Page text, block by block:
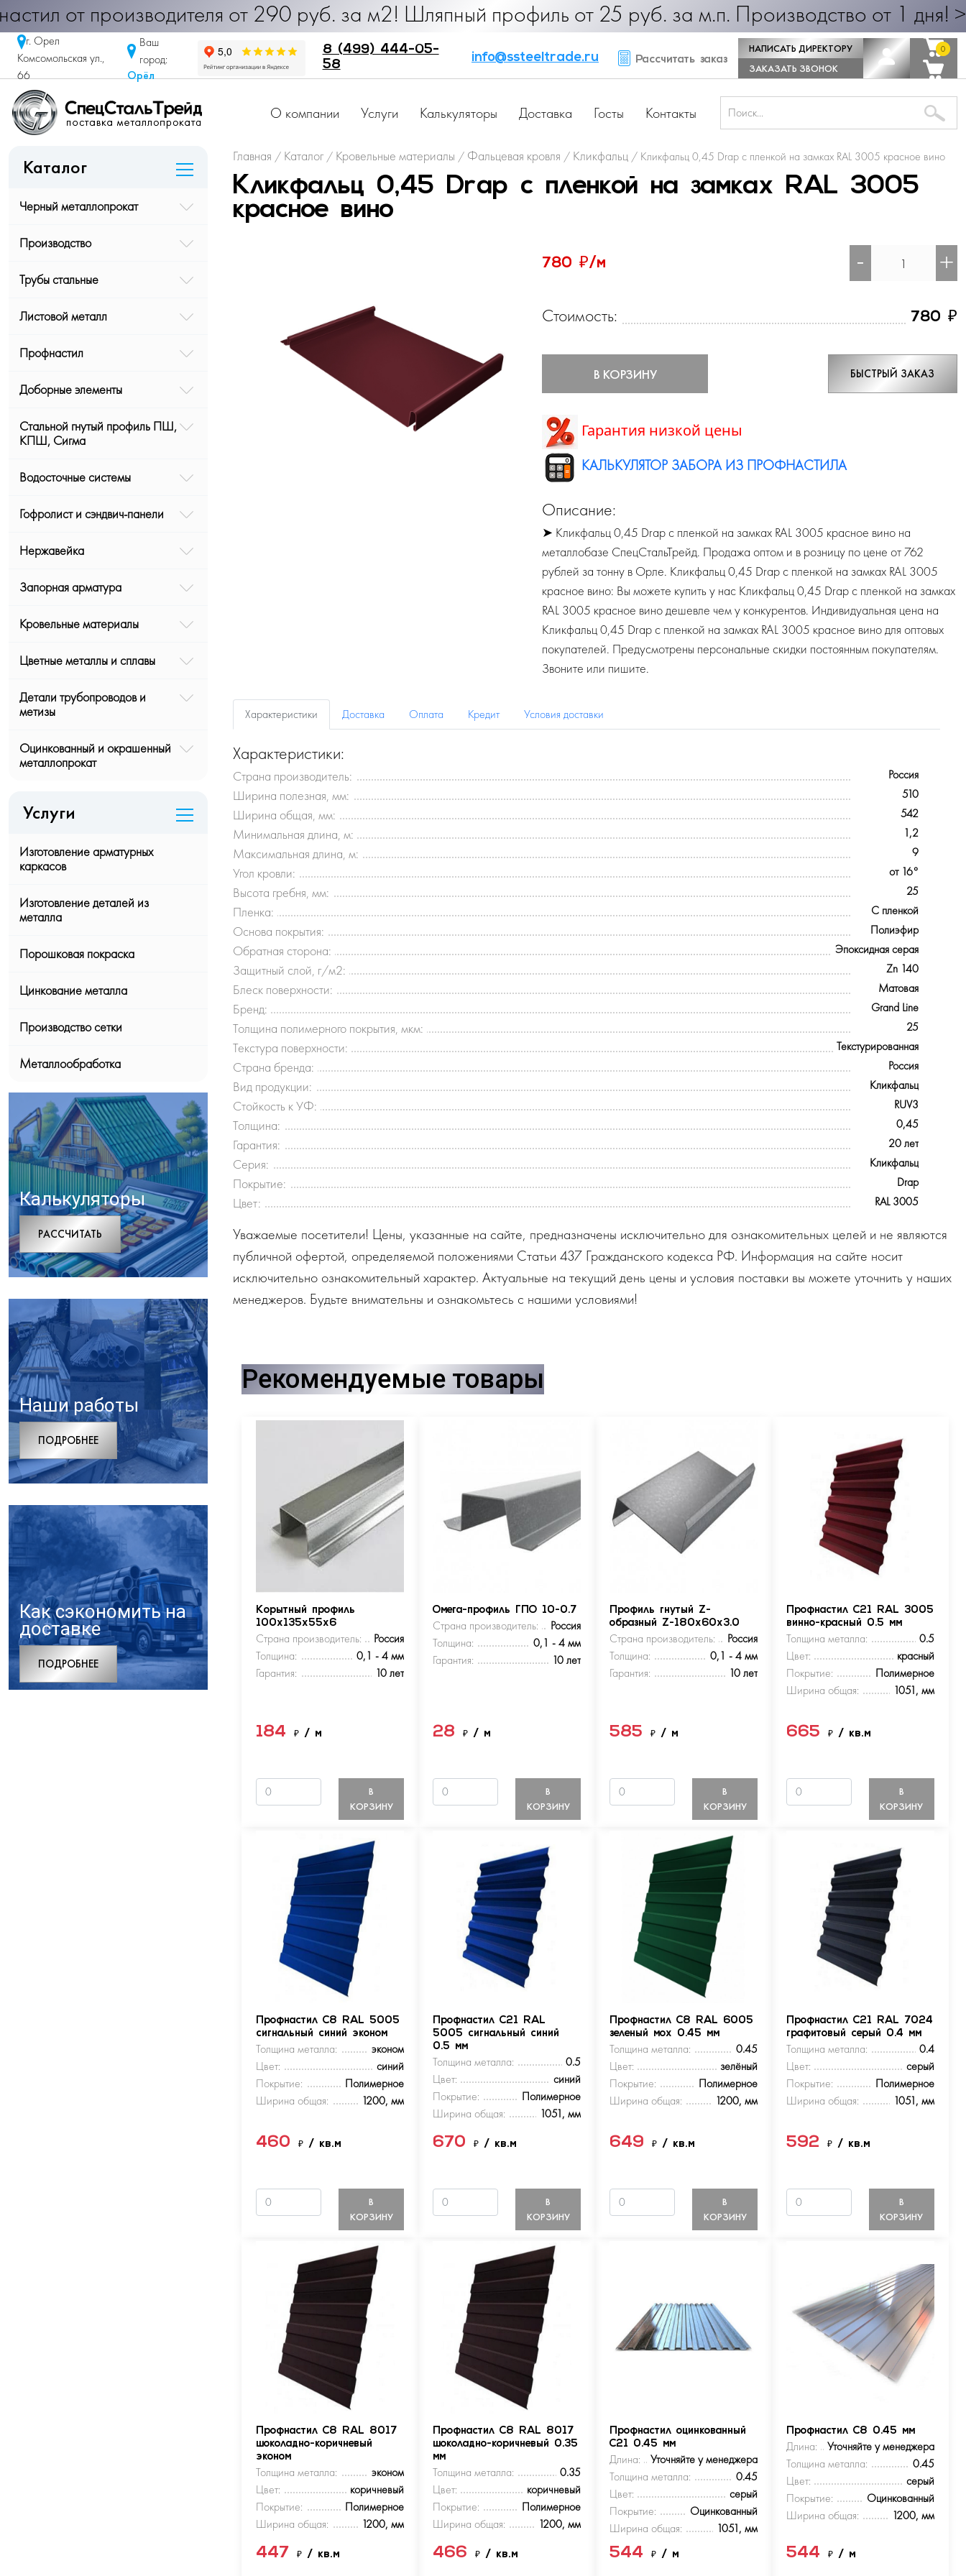
от производителя от 290 руб. за м2! Шляпный профиль от 25 руб. за м.п. Производство от
г. Орел
Комсомольская ул.,
66
Ваш
город:
Орёл
8 (499) 444-05-
58
info@ssteeltrade.ru Рассчитать заказ
НАПИСАТЬ ДИРЕКТОРУ
ЗАКАЗАТЬ ЗВОНОК
0
0
О компании Услуги Калькуляторы Доставка Госты Контакты
Каталог
Черный металлопрокат
Производство
Трубы стальные
Листовой металл
Профнастил
Доборные элементы
Стальной гнутый профиль ПШ,
КПШ, Сигма
Водосточные системы
Гофролист и сэндвич-панели
Нержавейка
Запорная арматура
Кровельные материалы
Цветные металлы и сплавы
Детали трубопроводов и
метизы
Оцинкованный и окрашенный
металлопрокат
Услуги
Изготовление арматурных
каркасов
Изготовление деталей из
металла
Порошковая покраска
Цинкование металла
Производство сетки
Металлообработка
Калькуляторы
РАCСЧИТАТЬ
Наши работы
ПОДРОБНЕЕ
Как сэкономить на
доставке
ПОДРОБНЕЕ
Главная / Каталог / Кровельные материалы / Фальцевая кровля / Кликфальц / Кликфальц 0,45 Drap с пленкой на замках RAL 3005 красное вино
Кликфальц 0,45 Drap с пленкой на замках RAL 3005
красное вино
780 ₽/м - +
Стоимость: 780 ₽
В КОРЗИНУ БЫСТРЫЙ ЗАКАЗ
Гарантия низкой цены
КАЛЬКУЛЯТОР ЗАБОРА ИЗ ПРОФНАСТИЛА
Описание:
➤ Кликфальц 0,45 Drap с пленкой на замках RAL 3005 красное вино на
металлобазе СпецСтальТрейд. Продажа оптом и в розницу по цене от 762
рублей за тонну в Орле. Кликфальц 0,45 Drap с пленкой на замках RAL 3005
красное вино: Вы можете купить у нас Кликфальц 0,45 Drap с пленкой на замках
RAL 3005 красное вино дешевле чем у конкурентов. Индивидуальная цена на
Кликфальц 0,45 Drap с пленкой на замках RAL 3005 красное вино для оптовых
покупателей. Предусмотрены персональные скидки постоянным покупателям.
Звоните или пишите.
Характеристики Доставка Оплата Кредит Условия доставки
Характеристики:
Страна производитель: Россия
Ширина полезная, мм: 510
Ширина общая, мм: 542
Минимальная длина, м: 1,2
Максимальная длина, м: 9
Угол кровли: от 16°
Высота гребня, мм: 25
Пленка: С пленкой
Основа покрытия: Полиэфир
Обратная сторона: Эпоксидная серая
Защитный слой, г/м2: Zn 140
Блеск поверхности: Матовая
Бренд: Grand Line
Толщина полимерного покрытия, мкм: 25
Текстура поверхности: Текстурированная
Страна бренда: Россия
Вид продукции: Кликфальц
Стойкость к УФ: RUV3
Толщина: 0,45
Гарантия: 20 лет
Серия: Кликфальц
Покрытие: Drap
Цвет: RAL 3005
Уважаемые посетители! Цены, указанные на сайте, предназначены исключительно для ознакомительных целей и не являются
публичной офертой, определяемой положениями Статьи 437 Гражданского кодекса РФ. Информация на сайте носит
исключительно ознакомительный характер. Актуальные на текущий день цены и условия поставки вы можете уточнить у наших
менеджеров. Будьте внимательны и ознакомьтесь с нашими условиями!
Рекомендуемые товары
Корытный профиль
100х135х55х6
Страна производитель:
Россия
Толщина:
0,1 - 4 мм
Гарантия:
10 лет
184₽/ м
В
КОРЗИНУ
Омега-профиль ГПО 10-0.7
Страна производитель:
Россия
Толщина:
0,1 - 4 мм
Гарантия:
10 лет
28₽/ м
В
КОРЗИНУ
Профиль гнутый Z-
образный Z-180х60х3.0
Страна производитель:
Россия
Толщина:
0,1 - 4 мм
Гарантия:
10 лет
585₽/ м
В
КОРЗИНУ
Профнастил С21 RAL 3005
винно-красный 0.5 мм
Толщина металла:
0.5
Цвет:
красный
Покрытие:
Полимерное
Ширина общая:
1051, мм
665 ₽ / кв.м
В
КОРЗИНУ
Профнастил С8 RAL 5005
сигнальный синий эконом
Толщина металла:
эконом
Цвет:
синий
Покрытие:
Полимерное
Ширина общая:
1200, мм
460₽/ кв.м
В
КОРЗИНУ
Профнастил С21 RAL
5005 сигнальный синий
0.5 мм
Толщина металла:
0.5
Цвет:
синий
Покрытие:
Полимерное
Ширина общая:
1051, мм
670₽/ кв.м
В
КОРЗИНУ
Профнастил С8 RAL 6005
зеленый мох 0.45 мм
Толщина металла:
0.45
Цвет:
зелёный
Покрытие:
Полимерное
Ширина общая:
1200, мм
649₽/ кв.м
В
КОРЗИНУ
Профнастил С21 RAL 7024
графитовый серый 0.4 мм
Толщина металла:
0.4
Цвет:
серый
Покрытие:
Полимерное
Ширина общая:
1051, мм
592 ₽ / кв.м
В
КОРЗИНУ
Профнастил С8 RAL 8017
шоколадно-коричневый
эконом
Толщина металла:
эконом
Цвет:
коричневый
Покрытие:
Полимерное
Ширина общая:
1200, мм
447₽/ кв.м
Профнастил С8 RAL 8017
шоколадно-коричневый 0.35
мм
Толщина металла:
0.35
Цвет:
коричневый
Покрытие:
Полимерное
Ширина общая:
1200, мм
466₽/ кв.м
Профнастил оцинкованный
С21 0.45 мм
Длина:
Уточняйте у менеджера
Толщина металла:
0.45
Цвет:
серый
Покрытие:
Оцинкованный
Ширина общая:
1051, мм
544₽/ м
Профнастил С8 0.45 мм
Длина:
Уточняйте у менеджера
Толщина металла:
0.45
Цвет:
серый
Покрытие:
Оцинкованный
Ширина общая:
1200, мм
544 ₽ / м